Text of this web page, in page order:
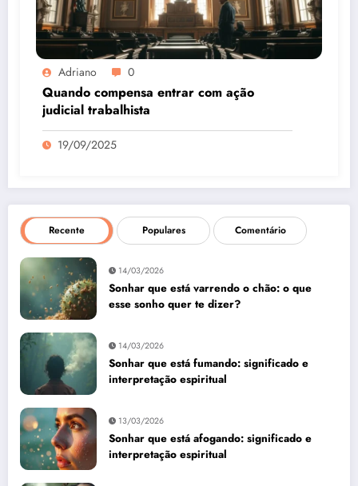
Adriano 0
Quando compensa entrar com ação
judicial trabalhista
19/09/2025
Recente Populares Comentário
14/03/2026
Sonhar que está varrendo o chão: o que
esse sonho quer te dizer?
14/03/2026
Sonhar que está fumando: significado e
interpretação espiritual
13/03/2026
Sonhar que está afogando: significado e
interpretação espiritual